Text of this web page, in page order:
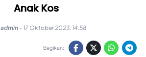
Anak Kos
admin - 17 Oktober 2023, 14:58
Bagikan: